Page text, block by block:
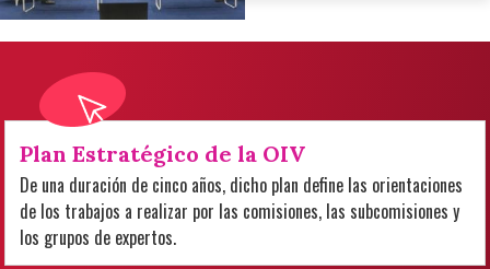
Plan Estratégico de la OIV
De una duración de cinco años, dicho plan define las orientaciones
de los trabajos a realizar por las comisiones, las subcomisiones y
los grupos de expertos.